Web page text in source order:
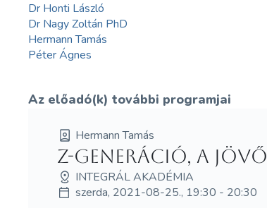
Dr Honti László
Dr Nagy Zoltán PhD
Hermann Tamás
Péter Ágnes
Az előadó(k) további programjai
Hermann Tamás
Z-generáció, a jövő
INTEGRÁL AKADÉMIA
szerda, 2021-08-25., 19:30 - 20:30